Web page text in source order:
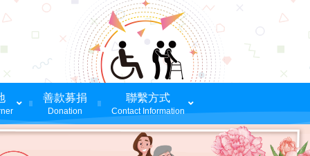
善款募捐
Donation
聯繫方式
Contact Information